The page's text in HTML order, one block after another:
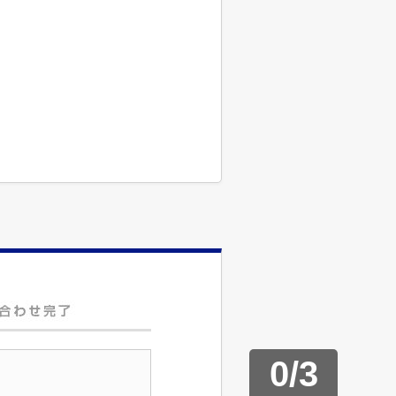
0/3